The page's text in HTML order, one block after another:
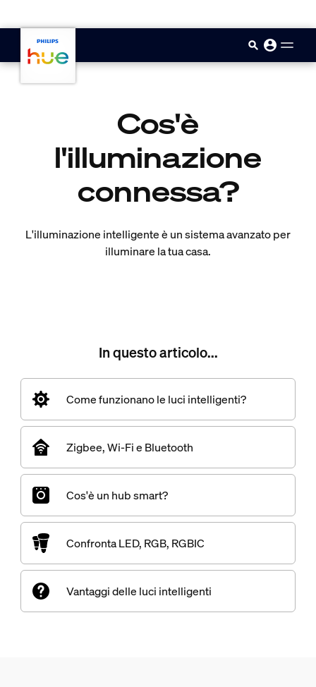
Cos'è
l'illuminazione
connessa?
L'illuminazione intelligente è un sistema avanzato per
illuminare la tua casa.
In questo articolo...
Come funzionano le luci intelligenti?
Zigbee, Wi-Fi e Bluetooth
Cos'è un hub smart?
Confronta LED, RGB, RGBIC
Vantaggi delle luci intelligenti